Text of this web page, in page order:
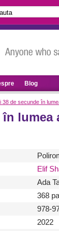
Blog
38 de secunde în
lumea
Elif
Ada
368
978-
2022